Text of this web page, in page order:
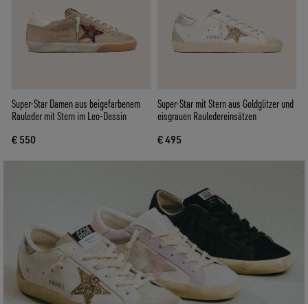
Super-Star Damen aus beigefarbenem
Rauleder mit Stern im Leo-Dessin
€ 550
Super-Star mit Stern aus Goldglitzer und
eisgrauen Rauledereinsätzen
€ 495